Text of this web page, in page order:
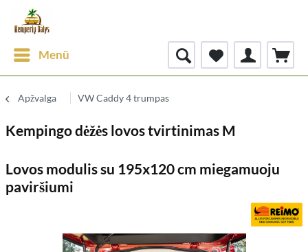
Menü
Apžvalga VW Caddy 4 trumpas
Kempingo dėžės lovos tvirtinimas M
Lovos modulis su 195x120 cm miegamuoju
paviršiumi